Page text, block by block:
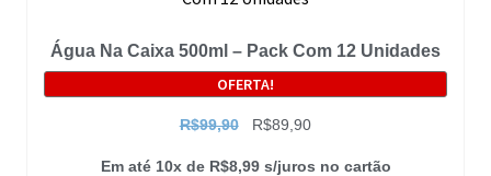
Água Na Caixa 500ml – Pack Com 12 Unidades
OFERTA!
R$99,90 R$89,90
Em até 10x de R$8,99 s/juros no cartão